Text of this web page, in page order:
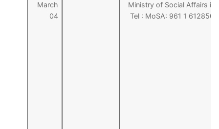
March
04
Ministry of Social Affairs in
Tel : MoSA: 961 1